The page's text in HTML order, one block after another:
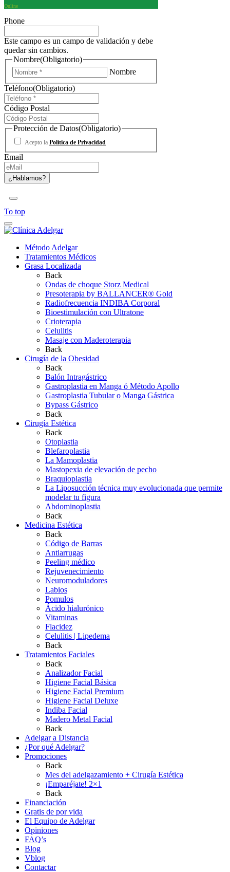
Online
Phone
Este campo es un campo de validación y debe
quedar sin cambios.
Nombre(Obligatorio)
Nombre
Teléfono(Obligatorio)
Código Postal
Protección de Datos(Obligatorio)
Acepto la Política de Privacidad
Email
To top
Método Adelgar
Tratamientos Médicos
Grasa Localizada
Back
Ondas de choque Storz Medical
Presoterapia by BALLANCER® Gold
Radiofrecuencia INDIBA Corporal
Bioestimulación con Ultratone
Crioterapia
Celulitis
Masaje con Maderoterapia
Back
Cirugía de la Obesidad
Back
Balón Intragástrico
Gastroplastia en Manga ó Método Apollo
Gastroplastia Tubular o Manga Gástrica
Bypass Gástrico
Back
Cirugía Estética
Back
Otoplastia
Blefaroplastia
La Mamoplastia
Mastopexia de elevación de pecho
Braquioplastia
La Liposucción técnica muy evolucionada que permite
modelar tu figura
Abdominoplastia
Back
Medicina Estética
Back
Código de Barras
Antiarrugas
Peeling médico
Rejuvenecimiento
Neuromoduladores
Labios
Pomulos
Ácido hialurónico
Vitaminas
Flacidez
Celulitis | Lipedema
Back
Tratamientos Faciales
Back
Analizador Facial
Higiene Facial Básica
Higiene Facial Premium
Higiene Facial Deluxe
Indiba Facial
Madero Metal Facial
Back
Adelgar a Distancia
¿Por qué Adelgar?
Promociones
Back
Mes del adelgazamiento + Cirugía Estética
¡Emparéjate! 2×1
Back
Financiación
Gratis de por vida
El Equipo de Adelgar
Opiniones
FAQ’s
Blog
Vblog
Contactar